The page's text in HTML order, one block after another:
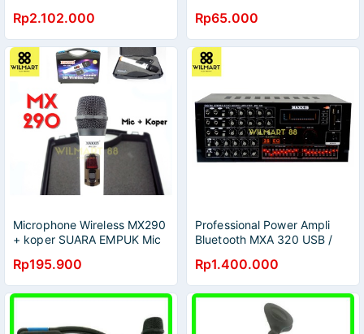
Echo System
Rp2.102.000
Carry 45
Rp65.000
Microphone Wireless MX290
+ koper SUARA EMPUK Mic
Microphone MX290 / Mic
MX-290 / Mic MX - 290 |
Beserta Receiver
Rp195.900
Professional Power Ampli
Bluetooth MXA 320 USB /
MXA-320 Original MAXXIS
Rp1.400.000